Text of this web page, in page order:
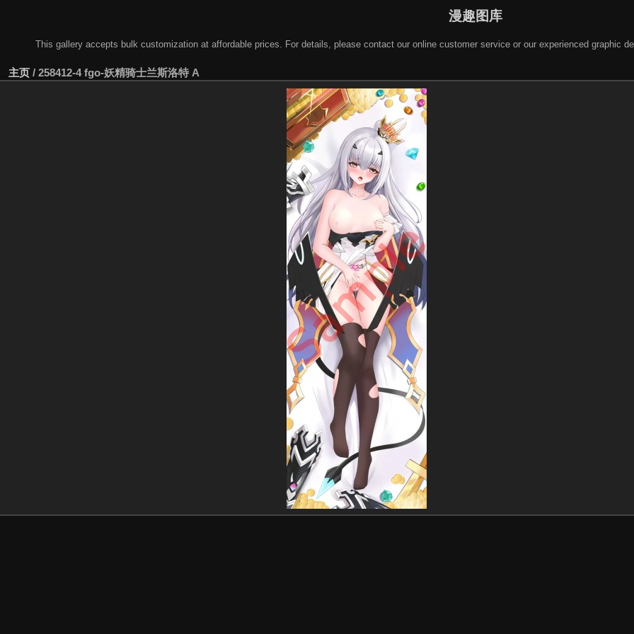
漫趣图库
This gallery accepts bulk customization at affordable prices. For details, please contact our online customer service or our experienced graphic
主页 / 258412-4 fgo-妖精骑士兰斯洛特 A